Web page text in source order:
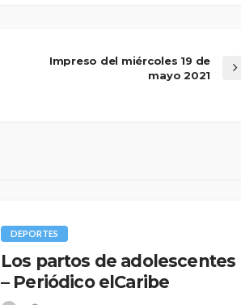
Impreso del miércoles 19 de
mayo 2021
DEPORTES
Los partos de adolescentes
– Periódico elCaribe